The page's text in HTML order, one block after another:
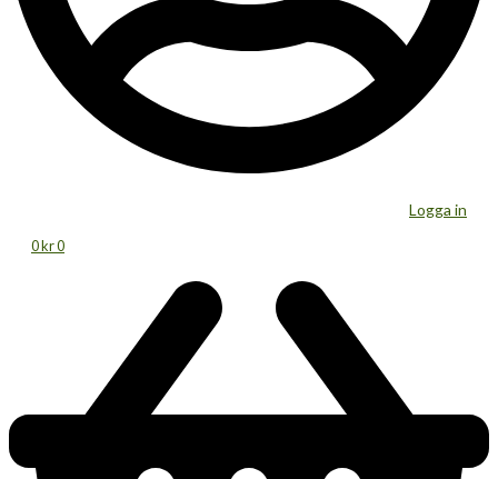
Logga in
0kr0